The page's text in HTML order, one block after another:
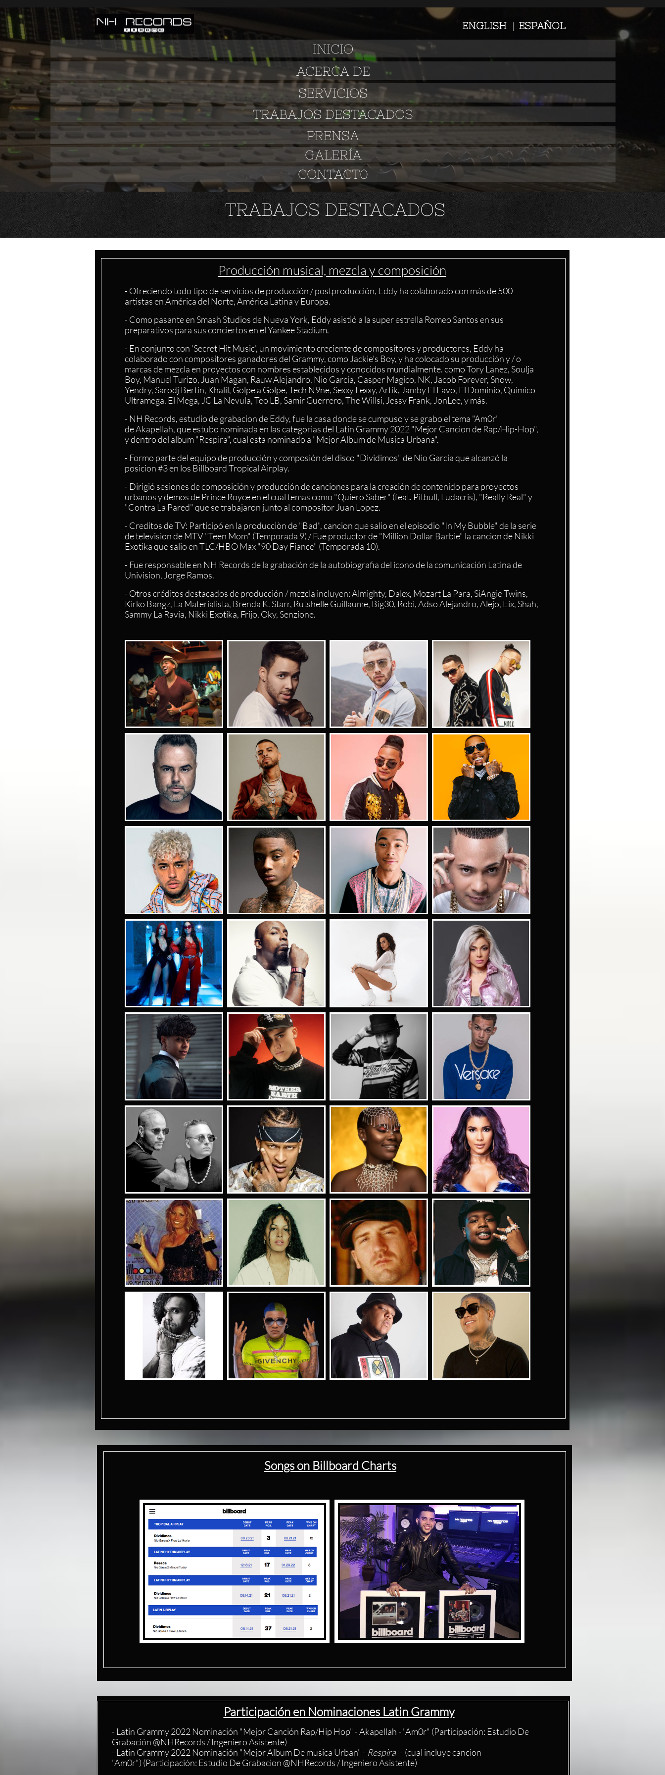
ENGLISH ESPAÑOL
|
ACERCA DE
INICIO
SERVICIOS
TRABAJOS DESTACADOS
GALERÍA
CONTACT0
PRENSA
TRABAJOS DESTACADOS
Producción musical, mezcla y composición
- Ofreciendo todo tipo de servicios de producción / postproducción, Eddy ha colaborado con más de 500
artistas en América del Norte, América Latina y Europa.
- Como pasante en Smash Studios de Nueva York, Eddy asistió a la super estrella Romeo Santos en sus
preparativos para sus conciertos en el Yankee Stadium.
- En conjunto con 'Secret Hit Music', un movimiento creciente de compositores y productores, Eddy ha
colaborado con compositores ganadores del Grammy, como Jackie's Boy, y ha colocado su producción y / o
marcas de mezcla en proyectos con nombres establecidos y conocidos mundialmente. como Tory Lanez, Soulja
Boy, Manuel Turizo, Juan Magan, Rauw Alejandro, Nio Garcia, Casper Magico, NK, Jacob Forever, Snow,
Yendry, Sarodj Bertin, Khalil, Golpe a Golpe, Tech N9ne, Sexxy Lexxy, Artik, Jamby El Favo, El Dominio, Quimico
Ultramega, El Mega, JC La Nevula, Teo LB, Samir Guerrero, The Willsi, Jessy Frank, JonLee, y más.
- NH Records, estudio de grabacion de Eddy, fue la casa donde se cumpuso y se grabo el tema "Am0r"
de Akapellah, que estubo nominada en las categorias del Latin Grammy 2022 "Mejor Cancion de Rap/Hip-Hop",
y dentro del album "Respira", cual esta nominado a "Mejor Album de Musica Urbana".
- Formo parte del equipo de producción y composión del disco "Dividimos" de Nio Garcia que alcanzó la
posicion #3 en los Billboard Tropical Airplay.
- Dirigió sesiones de composición y producción de canciones para la creación de contenido para proyectos
urbanos y demos de Prince Royce en el cual temas como "Quiero Saber" (feat. Pitbull, Ludacris), "Really Real" y
"Contra La Pared" que se trabajaron junto al compositor Juan Lopez.
- Creditos de TV: Participó en la producciòn de "Bad", cancion que salio en el episodio "In My Bubble" de la serie
de television de MTV "Teen Mom" (Temporada 9) / Fue productor de "Million Dollar Barbie" la cancion de Nikki
Exotika que salio en TLC/HBO Max "90 Day Fiance" (Temporada 10).
- Fue responsable en NH Records de la grabación de la autobiografia del ícono de la comunicación Latina de
Univision, Jorge Ramos.
- Otros créditos destacados de producción / mezcla incluyen: Almighty, Dalex, Mozart La Para, SiAngie Twins,
Kirko Bangz, La Materialista, Brenda K. Starr, Rutshelle Guillaume, Big30, Robi, Adso Alejandro, Alejo, Eix, Shah,
Sammy La Ravia, Nikki Exotika, Frijo, Oky, Senzione.
Participación en Nominaciones Latin Grammy
- Latin Grammy 2022 Nominación "Mejor Canción Rap/Hip Hop" - Akapellah - "Am0r" (Participación: Estudio De
Grabación @NHRecords / Ingeniero Asistente)
- Latin Grammy 2022 Nominación "Mejor Album De musica Urban" - Respira - (cual incluye cancion
"Am0r") (Participación: Estudio De Grabacion @NHRecords / Ingeniero Asistente)
Songs on Billboard Charts